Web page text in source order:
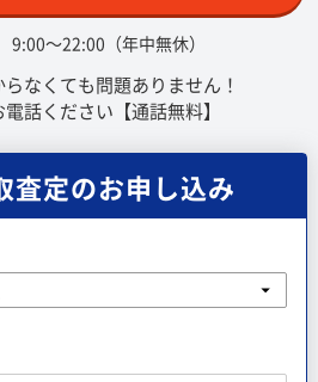
～22:00（年中無休）
なくても問題ありません！
話ください【通話無料】
査定のお申し込み